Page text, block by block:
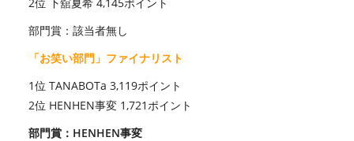
部門賞：該当者無し
「お笑い部門」ファイナリスト
1位 TANABOTa 3,119ポイント
2位 HENHEN事変 1,721ポイント
部門賞：HENHEN事変